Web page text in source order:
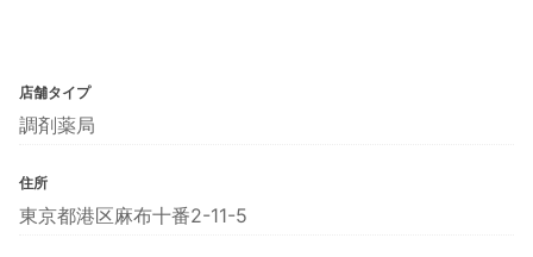
店舗タイプ
調剤薬局
住所
東京都港区麻布十番2-11-5